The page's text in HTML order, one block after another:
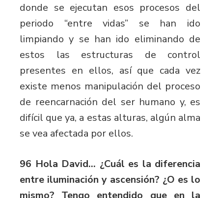
donde se ejecutan esos procesos del
periodo “entre vidas” se han ido
limpiando y se han ido eliminando de
estos las estructuras de control
presentes en ellos, así que cada vez
existe menos manipulación del proceso
de reencarnación del ser humano y, es
difícil que ya, a estas alturas, algún alma
se vea afectada por ellos.
96 Hola David… ¿Cuál es la diferencia
entre iluminación y ascensión? ¿O es lo
mismo? Tengo entendido que en la